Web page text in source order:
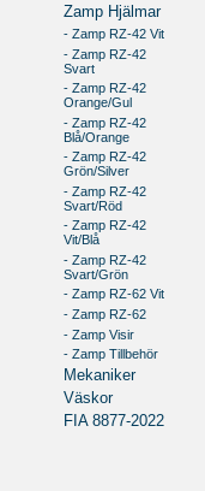
Zamp Hjälmar
- Zamp RZ-42 Vit
- Zamp RZ-42
Svart
- Zamp RZ-42
Orange/Gul
- Zamp RZ-42
Blå/Orange
- Zamp RZ-42
Grön/Silver
- Zamp RZ-42
Svart/Röd
- Zamp RZ-42
Vit/Blå
- Zamp RZ-42
Svart/Grön
- Zamp RZ-62 Vit
- Zamp RZ-62
- Zamp Visir
- Zamp Tillbehör
Mekaniker
Väskor
FIA 8877-2022